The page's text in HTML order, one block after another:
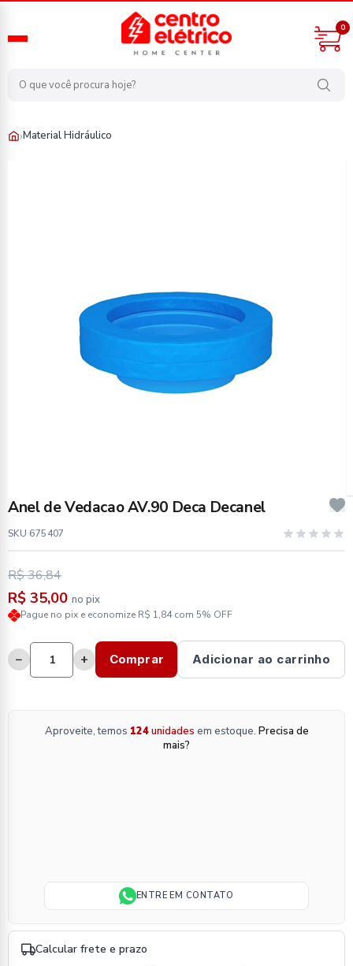
0
›Material Hidráulico
Anel de Vedacao AV.90 Deca Decanel
SKU 675407
R$ 36,84
R$ 35,00 no pix
Pague no pix e economize R$ 1,84 com 5% OFF
− + Comprar Adicionar ao carrinho
Aproveite, temos 124unidades em estoque. Precisa de
mais?
ENTRE EM CONTATO
Calcular frete e prazo